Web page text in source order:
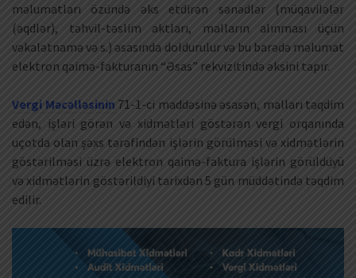
məlumatları özündə əks etdirən sənədlər (müqavilələr
(əqdlər), təhvil-təslim aktları, malların alınması üçün
vəkalətnamə və s.) əsasında doldurulur və bu barədə məlumat
elektron qaimə-fakturanın “Əsas” rekvizitində əksini tapır.
Vergi Məcəlləsinin 71-1-ci maddəsinə əsasən, malları təqdim
edən, işləri görən və xidmətləri göstərən vergi orqanında
uçotda olan şəxs tərəfindən işlərin görülməsi və xidmətlərin
göstərilməsi üzrə elektron qaimə-faktura işlərin görüldüyü
və xidmətlərin göstərildiyi tarixdən 5 gün müddətində təqdim
edilir.